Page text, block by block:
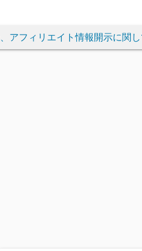
アフィリエイト情報開示に関し